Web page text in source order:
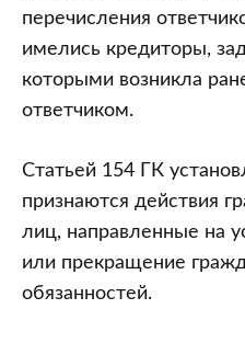
перечисления
имелись кредиторы,
которыми возникла
ответчиком.
Статьей 154 ГК
признаются действия
лиц, направленные на
или прекращение
обязанностей.